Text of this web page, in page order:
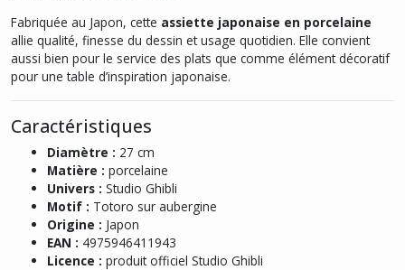
Fabriquée au Japon, cette assiette japonaise en porcelaine
allie qualité, finesse du dessin et usage quotidien. Elle convient
aussi bien pour le service des plats que comme élément décoratif
pour une table d’inspiration japonaise.
Caractéristiques
Diamètre : 27 cm
Matière : porcelaine
Univers : Studio Ghibli
Motif : Totoro sur aubergine
Origine : Japon
EAN : 4975946411943
Licence : produit officiel Studio Ghibli